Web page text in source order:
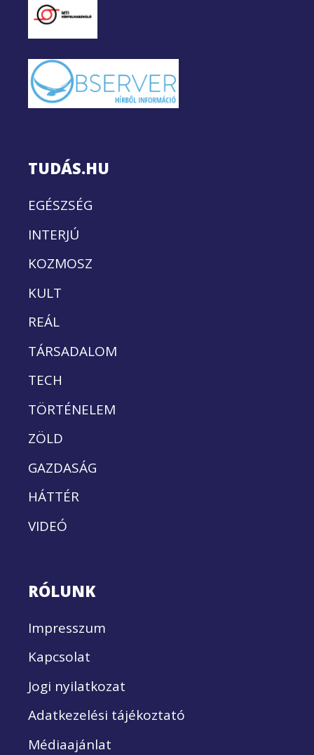
TUDÁS.HU
EGÉSZSÉG
INTERJÚ
KOZMOSZ
KULT
REÁL
TÁRSADALOM
TECH
TÖRTÉNELEM
ZÖLD
GAZDASÁG
HÁTTÉR
VIDEÓ
RÓLUNK
Impresszum
Kapcsolat
Jogi nyilatkozat
Adatkezelési tájékoztató
Médiaajánlat